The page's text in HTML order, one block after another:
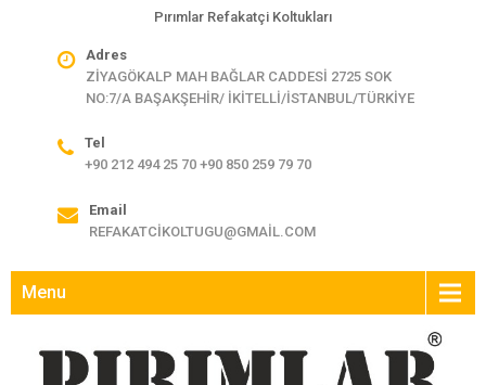
Pırımlar Refakatçi Koltukları
Adres
ZİYAGÖKALP MAH BAĞLAR CADDESİ 2725 SOK
NO:7/A BAŞAKŞEHİR/ İKİTELLİ/İSTANBUL/TÜRKİYE
Tel
+90 212 494 25 70 +90 850 259 79 70
Email
REFAKATCIKOLTUGU@GMAIL.COM
Menu